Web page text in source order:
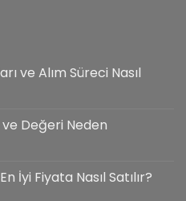
ve Alım Süreci Nasıl
Değeri Neden
İyi Fiyata Nasıl Satılır?